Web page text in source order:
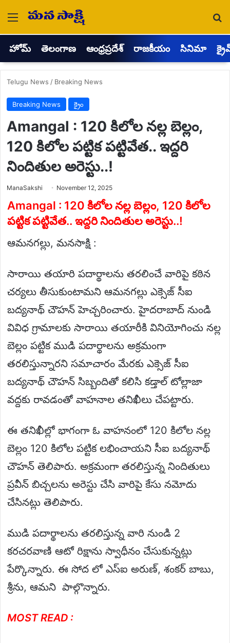
Menu
హోమ్ తెలంగాణ ఆంధ్రప్రదేశ్ రాజకీయం సినిమా
Telugu News / Breaking News
Breaking News క్రైం
Amangal : 120 కిలోల నల్ల బెల్లం,
120 కిలోల పట్టిక పట్టివేత.. ఇద్దరి
నిందితుల అరెస్టు..!
ManaSakshi Send
email
November 12, 2025
Amangal : 120 కిలోల నల్ల బెల్లం, 120 కిలోల
పట్టిక పట్టివేత.. ఇద్దరి నిందితుల అరెస్టు..!
ఆమనగల్లు, మనసాక్షి :
సారాయి తయారి పదార్థాలను తరలించే వారిపై కఠిన
చర్యలు తీసుకుంటామని ఆమనగల్లు ఎక్సెజ్ సీఐ
బద్యనాథ్ చౌహన్ హెచ్చరించారు. హైదరాబాద్ నుండి
వివిధ గ్రామాలకు సారాయి తయారీకి వినియోగించు నల్ల
బెల్లం పట్టిక ముడి పదార్థాలను అక్రమంగా
తరలిస్తున్నారని సమాచారం మేరకు ఎక్సెజ్ సీఐ
బద్యనాథ్ చౌహన్ సిబ్బందితో కలిసి కడ్తాల్ టోల్లాజా
వద్దకు రావడంతో వాహనాల తనిఖీలు చేపట్టారు.
ఈ తనిఖీల్లో భాగంగా ఓ వాహనంలో 120 కిలోల నల్ల
బెల్లం 120 కిలోల పట్టిక లభించాయని సీఐ బద్యనాథ్
చౌహన్ తెలిపారు. అక్రమంగా తరలిస్తున్న నిందితులు
ప్రవీన్ బిచ్చలను అరెస్టు చేసి వారిపై కేసు నమోదు
చేసినట్లు తెలిపారు.
ముడి పదార్థాలను తరలిస్తున్న వారి నుండి 2
కరచరవాణి ఆటో రిక్షాను స్వాధీనం చేసుకున్నట్లు
పేర్కొన్నారు. ఈ సోద లో ఎస్ఐ అరుణ్, శంకర్ బాబు,
శ్రీను, ఆమని పాల్గొన్నారు.
MOST READ :